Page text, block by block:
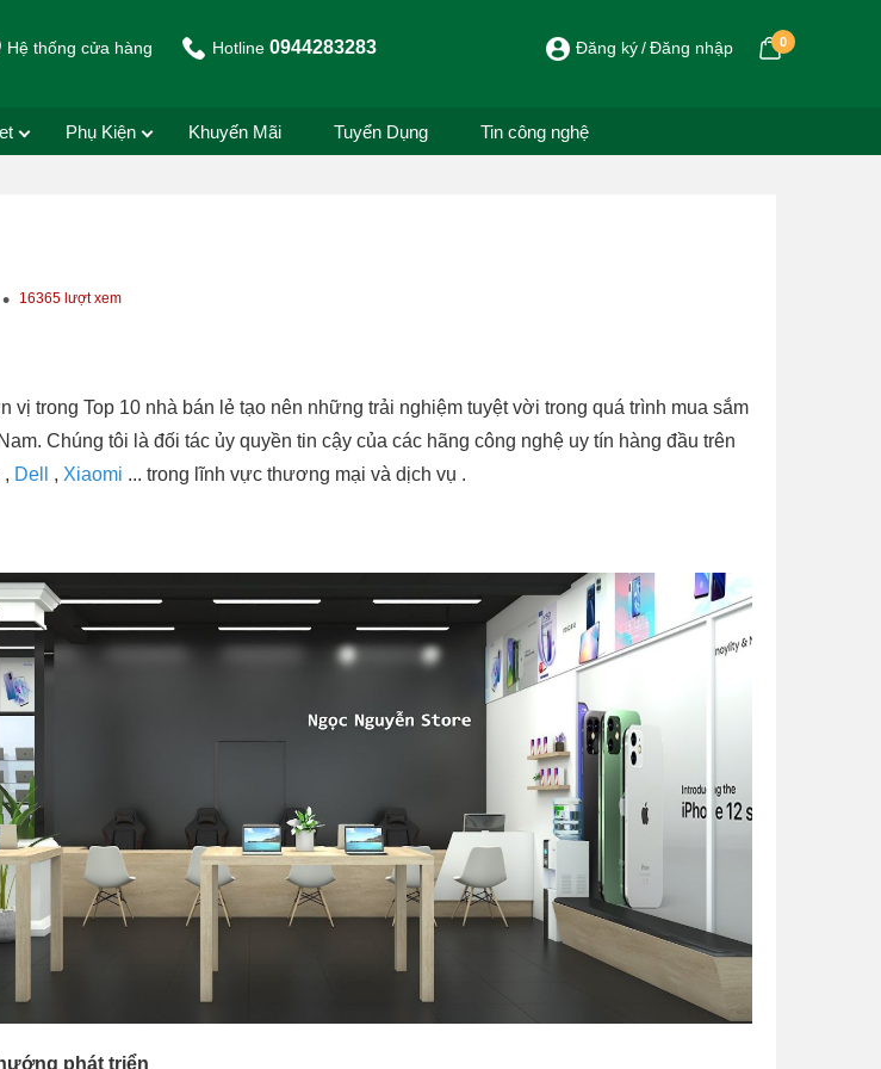
Hệ thống cửa hàng Hotline0944283283 Đăng ký Đăng nhập 0
Phụ Kiện Khuyến Mãi Tuyển Dụng Tin công nghệ
16365 lượt xem
vị trong Top 10 nhà bán lẻ tạo nên những trải nghiệm tuyệt vời trong quá trình mua sắm
Chúng tôi là đối tác ủy quyền tin cậy của các hãng công nghệ uy tín hàng đầu trên
, Dell , Xiaomi ... trong lĩnh vực thương mại và dịch vụ .
phát triển